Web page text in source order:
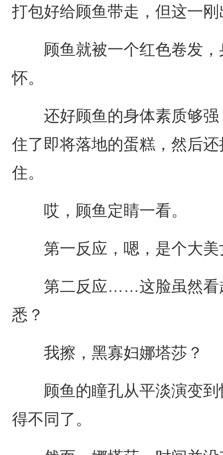
打包好给顾鱼带走，但这一
顾鱼就被一个红色卷发，
怀。
还好顾鱼的身体素质够强
住了即将落地的蛋糕，然后
住。
哎，顾鱼定睛一看。
第一反应，嗯，是个大美
第二反应……这脸虽然看
悉？
我擦，黑寡妇娜塔莎？
顾鱼的瞳孔从平淡演变到
得不同了。